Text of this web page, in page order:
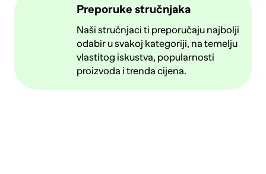
Preporuke stručnjaka
Naši stručnjaci ti preporučaju najbolji
odabir u svakoj kategoriji, na temelju
vlastitog iskustva, popularnosti
proizvoda i trenda cijena.